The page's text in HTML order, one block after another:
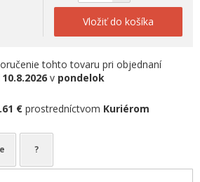
Vložiť do košíka
tohto tovaru pri objednaní
10.8.2026 v pondelok
€ prostredníctvom Kuriérom
?